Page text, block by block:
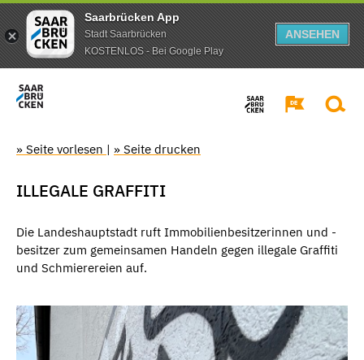
Saarbrücken App
Stadt Saarbrücken
KOSTENLOS - Bei Google Play
ANSEHEN
» Seite vorlesen | » Seite drucken
ILLEGALE GRAFFITI
Die Landeshauptstadt ruft Immobilienbesitzerinnen und -
besitzer zum gemeinsamen Handeln gegen illegale Graffiti
und Schmierereien auf.